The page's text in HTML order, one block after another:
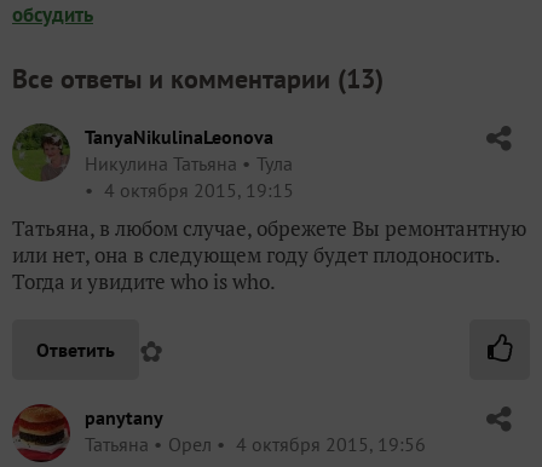
обсудить
Все ответы и комментарии (13)
TanyaNikulinaLeonova
Никулина Татьяна
Тула
4 октября 2015, 19:15
Татьяна, в любом случае, обрежете Вы ремонтантную
или нет, она в следующем году будет плодоносить.
Тогда и увидите who is who.
Ответить ✿
panytany
Татьяна
Орел 4 октября 2015, 19:56